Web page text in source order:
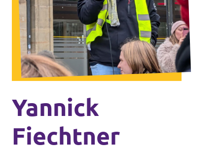
Unsere Events
Mache bei uns mit!
Deine Spende für Volt!
Jobs bei Volt
Yannick
Fiechtner